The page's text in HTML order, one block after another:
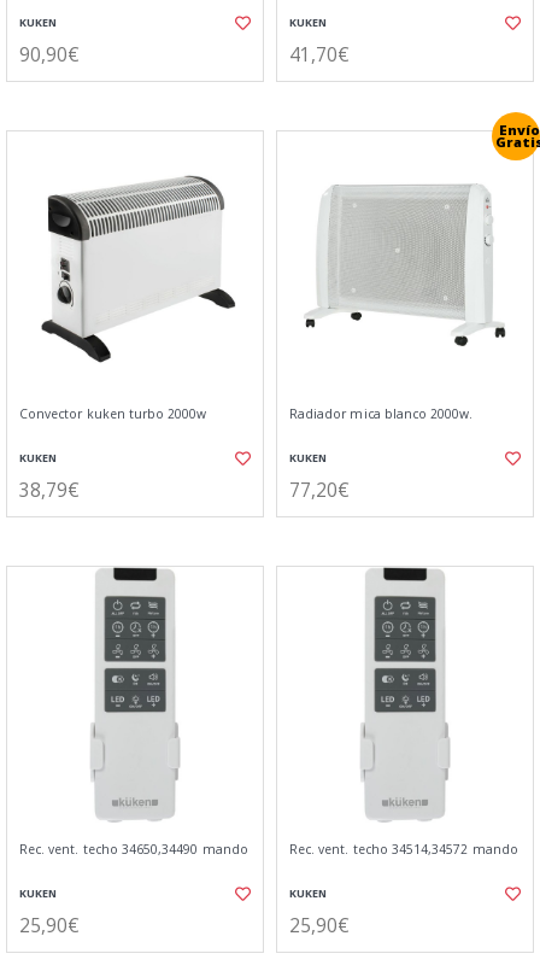
KUKEN
90,90€
KUKEN
41,70€
Convector kuken turbo 2000w
KUKEN
38,79€
Envío
Radiador mica blanco 2000w.
KUKEN
77,20€
Rec. vent. techo 34650,34490 mando
KUKEN
25,90€
Rec. vent. techo 34514,34572 mando
KUKEN
25,90€